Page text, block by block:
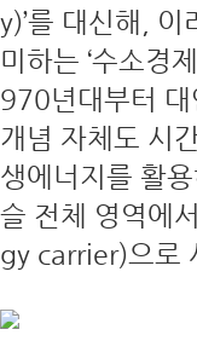
y)’를 대신해,
미하는 ‘수소경
970년대부터 대
개념 자체도 시
생에너지를 활
슬 전체 영역에
gy carrier)으로